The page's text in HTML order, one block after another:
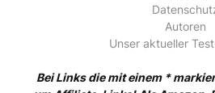
Autoren
Unser aktueller
Bei Links die mit einem *